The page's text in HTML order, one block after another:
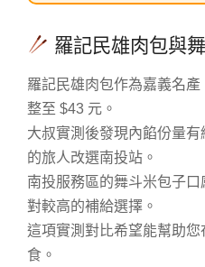
羅記民雄肉包與
羅記民雄肉包作為嘉義名
整至 $43 元。
大叔實測後發現內餡份量
的旅人改選南投站。
南投服務區的舞斗米包子
對較高的補給選擇。
這項實測對比希望能幫助
食。